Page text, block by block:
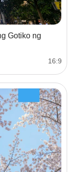
Gotiko ng
16:9